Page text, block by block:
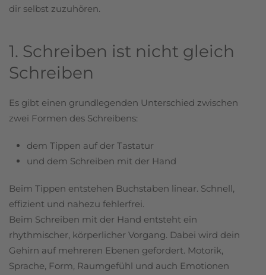
dir selbst zuzuhören.
1. Schreiben ist nicht gleich
Schreiben
Es gibt einen grundlegenden Unterschied zwischen
zwei Formen des Schreibens:
dem Tippen auf der Tastatur
und dem Schreiben mit der Hand
Beim Tippen entstehen Buchstaben linear. Schnell,
effizient und nahezu fehlerfrei.
Beim Schreiben mit der Hand entsteht ein
rhythmischer, körperlicher Vorgang. Dabei wird dein
Gehirn auf mehreren Ebenen gefordert. Motorik,
Sprache, Form, Raumgefühl und auch Emotionen